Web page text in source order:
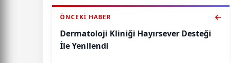
ÖNCEKI HABER
Dermatoloji Kliniği Hayırsever Desteği
İle Yenilendi